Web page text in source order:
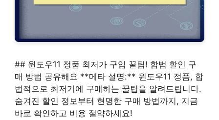
## 윈도우11 정품 최저가 구입 꿀팁! 합법 할인 구
매 방법 공유해요 **메타 설명:** 윈도우11 정품, 합
법적으로 최저가에 구매하는 꿀팁을 알려드립니다.
숨겨진 할인 정보부터 현명한 구매 방법까지, 지금
바로 확인하고 비용 절약하세요!